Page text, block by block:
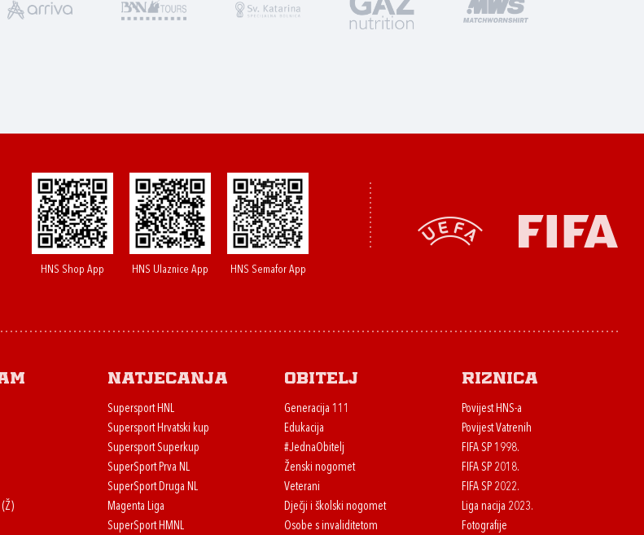
HNS Shop App HNS Ulaznice App HNS Semafor App
Natjecanja
Supersport HNL
Supersport Hrvatski kup
Supersport Superkup
SuperSport Prva NL
SuperSport Druga NL
Magenta Liga
SuperSport HMNL
Obitelj
Generacija 111
Edukacija
#JednaObitelj
Ženski nogomet
Veterani
Dječji i školski nogomet
Osobe s invaliditetom
Riznica
Povijest HNS-a
Povijest Vatrenih
FIFA SP 1998.
FIFA SP 2018.
FIFA SP 2022.
Liga nacija 2023.
Fotografije